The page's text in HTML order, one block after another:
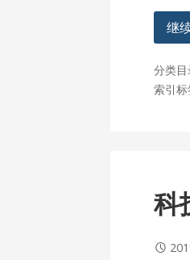
继
分类目
索引
科